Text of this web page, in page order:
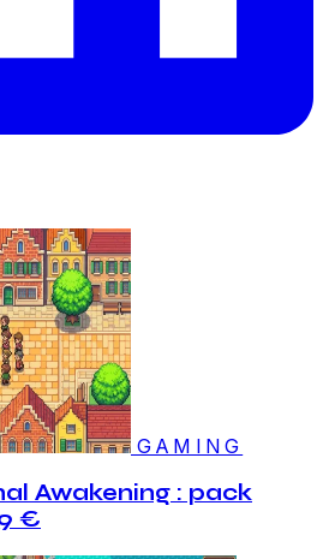
GAMING
Awakening : pack
€